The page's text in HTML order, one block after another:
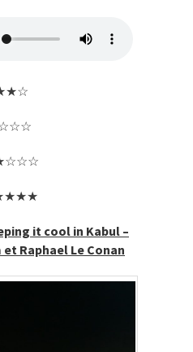
it cool in Kabul –
Raphael Le Conan